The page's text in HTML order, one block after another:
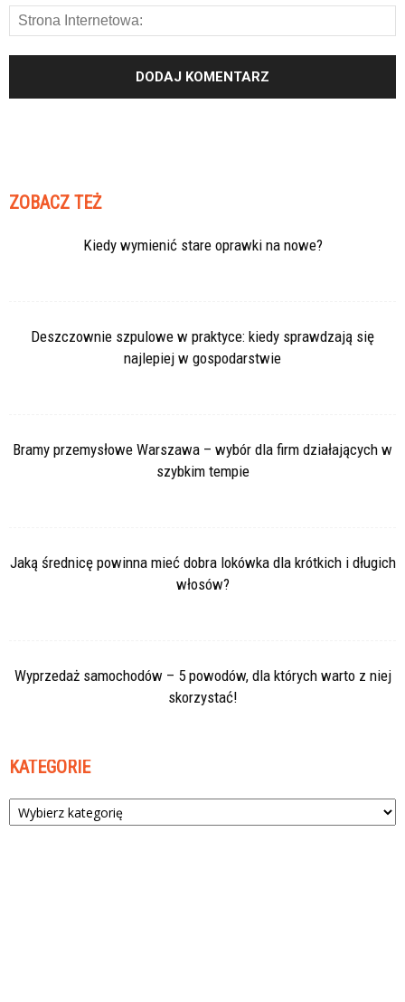
ZOBACZ TEŻ
Kiedy wymienić stare oprawki na nowe?
Deszczownie szpulowe w praktyce: kiedy sprawdzają się
najlepiej w gospodarstwie
Bramy przemysłowe Warszawa – wybór dla firm działających w
szybkim tempie
Jaką średnicę powinna mieć dobra lokówka dla krótkich i długich
włosów?
Wyprzedaż samochodów – 5 powodów, dla których warto z niej
skorzystać!
KATEGORIE
Kategorie